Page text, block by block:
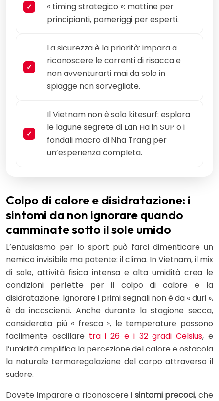
« timing strategico »: mattine per
principianti, pomeriggi per esperti.
La sicurezza è la priorità: impara a
riconoscere le correnti di risacca e
non avventurarti mai da solo in
spiagge non sorvegliate.
Il Vietnam non è solo kitesurf: esplora
le lagune segrete di Lan Ha in SUP o i
fondali macro di Nha Trang per
un’esperienza completa.
Colpo di calore e disidratazione: i
sintomi da non ignorare quando
camminate sotto il sole umido
L’entusiasmo per lo sport può farci dimenticare un
nemico invisibile ma potente: il clima. In Vietnam, il mix
di sole, attività fisica intensa e alta umidità crea le
condizioni perfette per il colpo di calore e la
disidratazione. Ignorare i primi segnali non è da « duri »,
è da incoscienti. Anche durante la stagione secca,
considerata più « fresca », le temperature possono
facilmente oscillare tra i 26 e i 32 gradi Celsius, e
l’umidità amplifica la percezione del calore e ostacola
la naturale termoregolazione del corpo attraverso il
sudore.
Dovete imparare a riconoscere i sintomi precoci, che